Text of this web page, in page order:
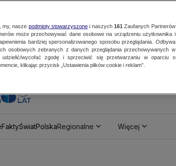
FaktyŚwiatPolskaRegionalne Więcej
my, nasze podmioty stowarzyszonei naszych 161 Zaufanych Partnerów
może przechowywać dane osobowe na urządzeniu użytkownika i
bardziej spersonalizowanego sposobu przeglądania. Odbywa
osobowych zebranych z danych przeglądania przechowywanych w
wycofać zgodę i sprzeciwić się przetwarzaniu w oparciu o
klikając przycisk „Ustawienia plików cookie i reklam”.